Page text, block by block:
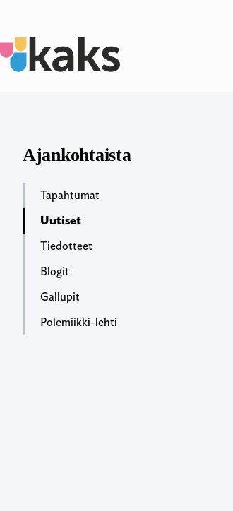
Ajankohtaista
Tapahtumat
Uutiset
Tiedotteet
Blogit
Gallupit
Polemiikki-lehti